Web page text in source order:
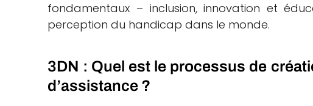
fondamentaux – inclusion, innovation et
perception du handicap dans le monde.
3DN : Quel est le processus de
d’assistance ?